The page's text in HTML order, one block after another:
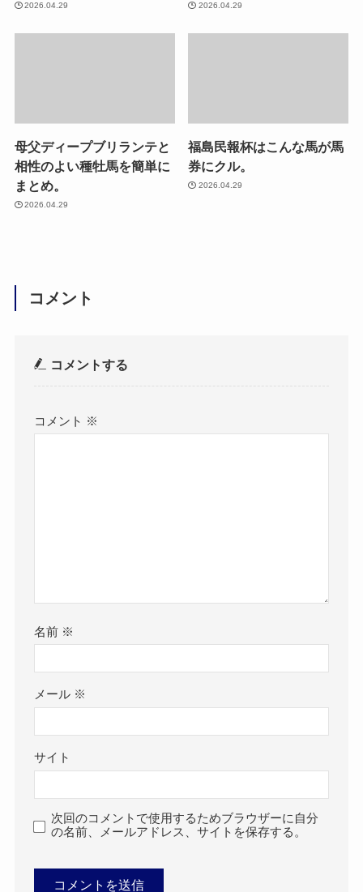
2026.04.29 2026.04.29
母父ディープブリランテと
相性のよい種牡馬を簡単に
まとめ。
2026.04.29
福島民報杯はこんな馬が馬
券にクル。
2026.04.29
コメント
コメントする
コメント ※
名前 ※
メール ※
サイト
次回のコメントで使用するためブラウザーに自分
の名前、メールアドレス、サイトを保存する。